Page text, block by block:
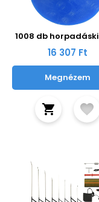
1008 db
16 307 Ft
Megnézem